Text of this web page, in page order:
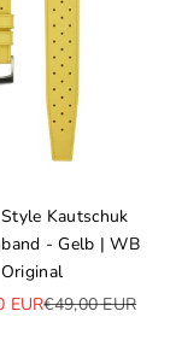
auswählen
Kautschuk
- Gelb | WB
Original
EURRegulärer Preis
€49,00 EUR